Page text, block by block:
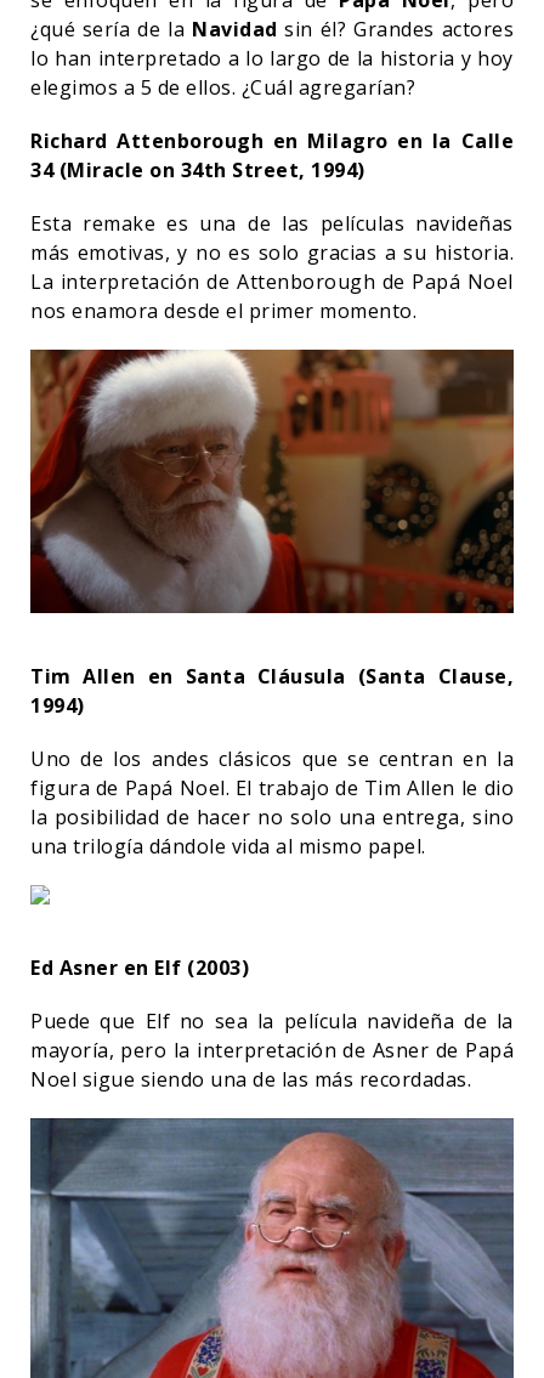
¿qué sería de la Navidadsin él? Grandes actores
lo han interpretado a lo largo de la historia y hoy
elegimos a 5 de ellos. ¿Cuál agregarían?
Richard Attenborough en Milagro en la Calle
34 (Miracle on 34th Street, 1994)
Esta remake es una de las películas navideñas
más emotivas, y no es solo gracias a su historia.
La interpretación de Attenborough de Papá Noel
nos enamora desde el primer momento.
Tim Allen en Santa Cláusula (Santa Clause,
1994)
Uno de los andes clásicos que se centran en la
figura de Papá Noel. El trabajo de Tim Allen le dio
la posibilidad de hacer no solo una entrega, sino
una trilogía dándole vida al mismo papel.
Ed Asner en Elf (2003)
Puede que Elf no sea la película navideña de la
mayoría, pero la interpretación de Asner de Papá
Noel sigue siendo una de las más recordadas.